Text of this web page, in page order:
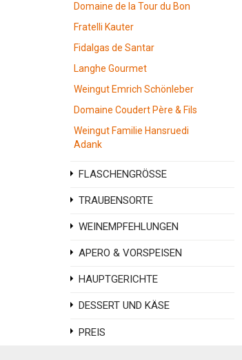
Domaine de la Tour du Bon
Fratelli Kauter
Fidalgas de Santar
Langhe Gourmet
Weingut Emrich Schönleber
Domaine Coudert Père & Fils
Weingut Familie Hansruedi
Adank
FLASCHENGRÖSSE
TRAUBENSORTE
WEINEMPFEHLUNGEN
APERO & VORSPEISEN
HAUPTGERICHTE
DESSERT UND KÄSE
PREIS